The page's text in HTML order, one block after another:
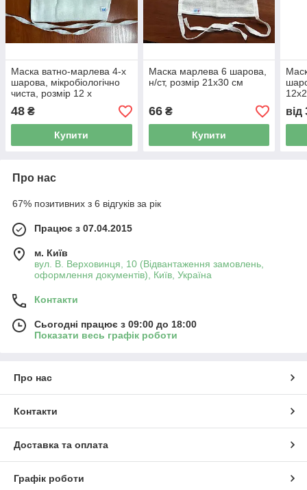
Маска ватно-марлева 4-х
шарова, мікробіологічно
чиста, розмір 12 х
21(22)см
48 ₴
Купити
Маска марлева 6 шарова,
н/ст, розмір 21х30 см
66₴
Купити
від
Про нас
67% позитивних з 6 відгуків за рік
Працює з 07.04.2015
м. Київ
вул. В. Верховинця, 10 (Відвантаження замовлень,
оформлення документів), Київ, Україна
Контакти
Сьогодні працює з 09:00 до 18:00
Показати весь графік роботи
Про нас
Контакти
Доставка та оплата
Графік роботи